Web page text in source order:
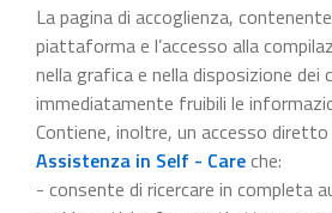
La pagina di accoglienza,
piattaforma e l’accesso alla
nella grafica e nella disposizione dei
immediatamente fruibili le
Contiene, inoltre, un accesso
Assistenza in Self - Careche:
- consente di ricercare in completa